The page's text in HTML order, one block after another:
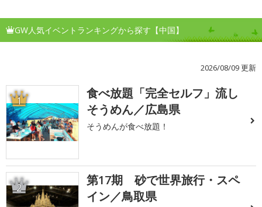
GW人気イベントランキングから探す【中国】
2026/08/09 更新
1
食べ放題「完全セルフ」流し
そうめん／広島県
そうめんが食べ放題！
2
第17期 砂で世界旅行・スペ
イン／鳥取県